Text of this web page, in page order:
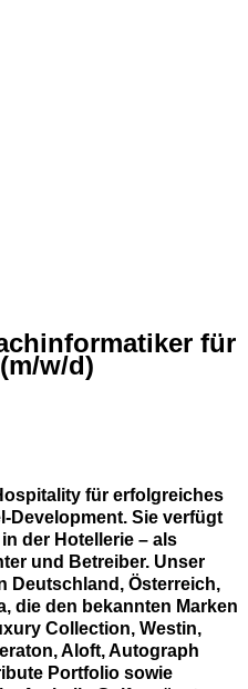
für
w/d)
für erfolgreiches
Development. Sie verfügt
der Hotellerie – als
und Betreiber. Unser
Deutschland, Österreich,
die den bekannten Marken
Collection, Westin,
Aloft, Autograph
Portfolio sowie